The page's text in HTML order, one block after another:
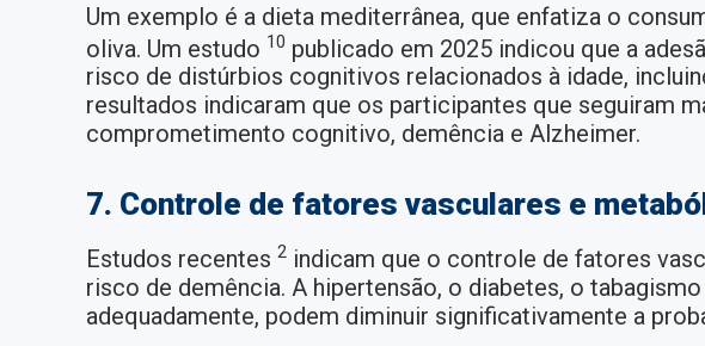
Um exemplo é a dieta mediterrânea, que enfatiza o
oliva. Um estudo 10 publicado em 2025 indicou que a
risco de distúrbios cognitivos relacionados à idade,
resultados indicaram que os participantes que seguiram
comprometimento cognitivo, demência e Alzheimer.
7. Controle de fatores vasculares e
Estudos recentes 2 indicam que o controle de fatores
risco de demência. A hipertensão, o diabetes, o
adequadamente, podem diminuir significativamente a